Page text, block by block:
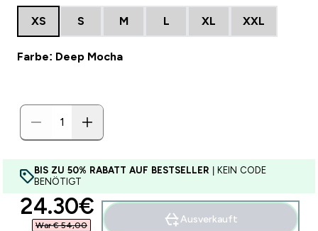
XS S M L XL XXL
Farbe: Deep Mocha
BIS ZU 50% RABATT AUF BESTSELLER | KEIN CODE
BENÖTIGT
discounted price
24.30€‎
War € 54,00‎
Ausverkauft